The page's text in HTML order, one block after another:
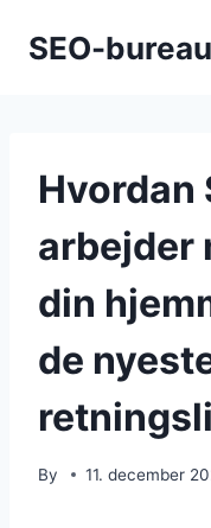
SEO-
Hvordan
arbejder
din
de
By 11. december